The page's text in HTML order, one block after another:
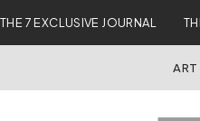
THE 7 EXCLUSIVE JOURNAL
ART